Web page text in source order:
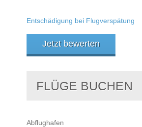
Entschädigung bei Flugverspätung
Jetzt bewerten
FLÜGE BUCHEN